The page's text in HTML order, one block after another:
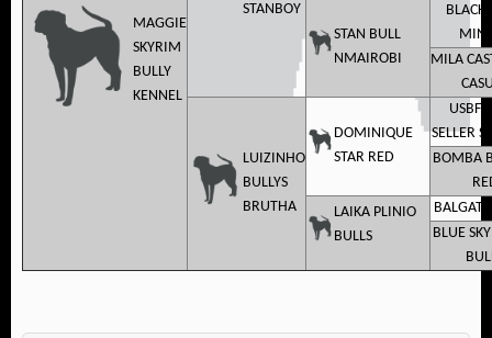
MAGGIE
SKYRIM
BULLY
KENNEL
STANBOY
STAN BULL
NMAIROBI
BLACK
MILA
LUIZINHO
BULLYS
BRUTHA
DOMINIQUE
STAR RED
USBFS
SELLER
BOMBA
LAIKA PLINIO
BULLS
BLUE